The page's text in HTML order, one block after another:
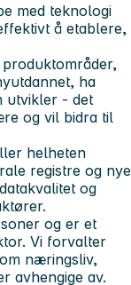
med teknologi
å etablere,
ha
utvikler - det
og vil bidra til
helheten
registre og nye
og
og er et
Vi forvalter
næringsliv,
avhengige av.